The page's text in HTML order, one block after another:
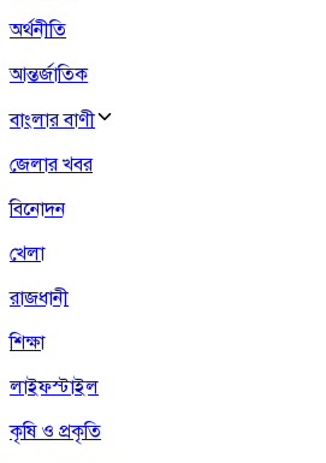
অর্থনীতি
আন্তর্জাতিক
বাংলার বাণী
জেলার খবর
বিনোদন
খেলা
রাজধানী
শিক্ষা
লাইফস্টাইল
কৃষি ও প্রকৃতি